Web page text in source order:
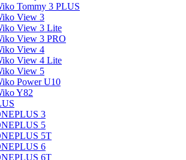
Tommy 3 PLUS
View 3
View 3 Lite
View 3 PRO
View 4
View 4 Lite
View 5
Power U10
Y82
3
5
5T
6
6T